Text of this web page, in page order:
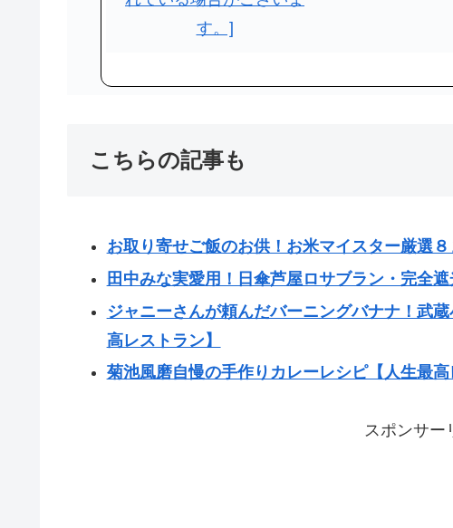
こちらの記事も
お取り寄せご飯のお供！お米マイスター厳選８
田中みな実愛用！日傘芦屋ロサブラン・完全遮
ジャニーさんが頼んだバーニングバナナ！武
高レストラン】
菊池風磨自慢の手作りカレーレシピ【人生最高
スポンサー